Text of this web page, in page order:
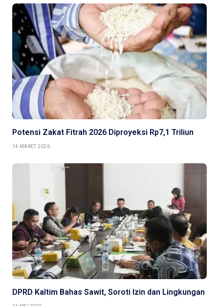
Potensi Zakat Fitrah 2026 Diproyeksi Rp7,1 Triliun
14 MARET 2026
DPRD Kaltim Bahas Sawit, Soroti Izin dan Lingkungan